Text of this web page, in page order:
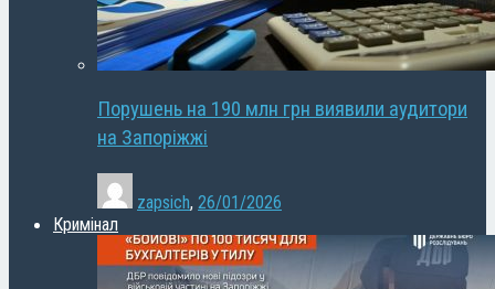
Порушень на 190 млн грн виявили аудитори
на Запоріжжі
zapsich, 26/01/2026
Кримінал